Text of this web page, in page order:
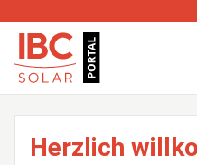
Herzlich